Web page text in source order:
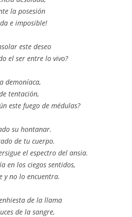
la posesión
e imposible!
este deseo
el ser entre lo vivo?
demoníaca,
tentación,
este fuego de médulas?
su hontanar.
de tu cuerpo.
el espectro del ansia.
en los ciegos sentidos,
y no lo encuentra.
de la llama
de la sangre,